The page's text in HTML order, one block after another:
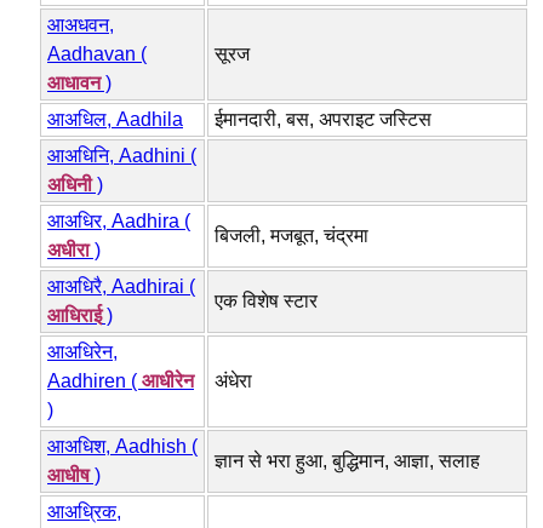
आअधवन,
Aadhavan (
आधावन)
सूरज
आअधिल, Aadhila
ईमानदारी, बस, अपराइट जस्टिस
आअधिनि, Aadhini (
अधिनी)
आअधिर, Aadhira (
अधीरा)
बिजली, मजबूत, चंद्रमा
आअधिरै, Aadhirai (
आधिराई)
एक विशेष स्टार
आअधिरेन,
Aadhiren ( आधीरेन
)
अंधेरा
आअधिश, Aadhish (
आधीष)
ज्ञान से भरा हुआ, बुद्धिमान, आज्ञा, सलाह
आअध्रिक,